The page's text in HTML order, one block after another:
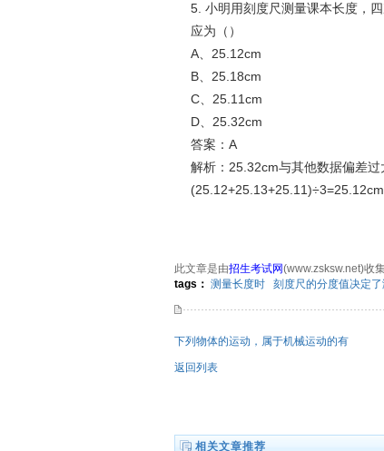
5. 小明用刻度尺测量课本长度，
应为（）
A、25.12cm
B、25.18cm
C、25.11cm
D、25.32cm
答案：A
解析：25.32cm与其他数据偏差
(25.12+25.13+25.11)÷3=25.12cm
此文章是由招生考试网(www.zsksw.net)收
tags： 测量长度时 刻度尺的分度值决定了
下列物体的运动，属于机械运动的有
返回列表
相关文章推荐